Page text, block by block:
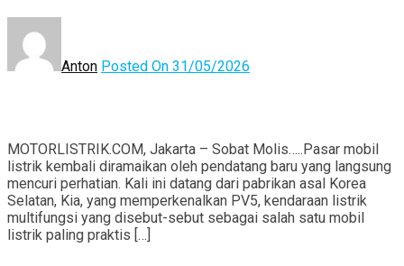
Anton Posted On 31/05/2026
MOTORLISTRIK.COM, Jakarta – Sobat Molis…..Pasar mobil
listrik kembali diramaikan oleh pendatang baru yang langsung
mencuri perhatian. Kali ini datang dari pabrikan asal Korea
Selatan, Kia, yang memperkenalkan PV5, kendaraan listrik
multifungsi yang disebut-sebut sebagai salah satu mobil
listrik paling praktis […]